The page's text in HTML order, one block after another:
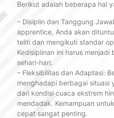
Berikut adalah beberapa hal
– Disiplin dan Tanggung
apprentice, Anda akan
teliti dan mengikuti standar
Kedisiplinan ini harus menjadi
sehari-hari.
– Fleksibilitas dan Adaptasi:
menghadapi berbagai situasi
dari kondisi cuaca ekstrem
mendadak. Kemampuan
cepat sangat penting.